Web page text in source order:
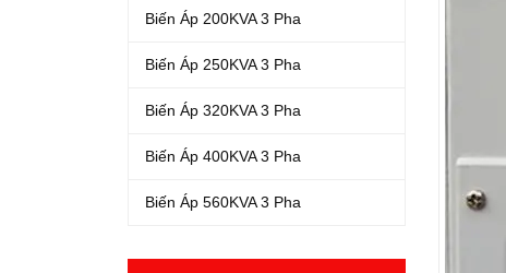
Biến Áp 200KVA 3 Pha
Biến Áp 250KVA 3 Pha
Biến Áp 320KVA 3 Pha
Biến Áp 400KVA 3 Pha
Biến Áp 560KVA 3 Pha